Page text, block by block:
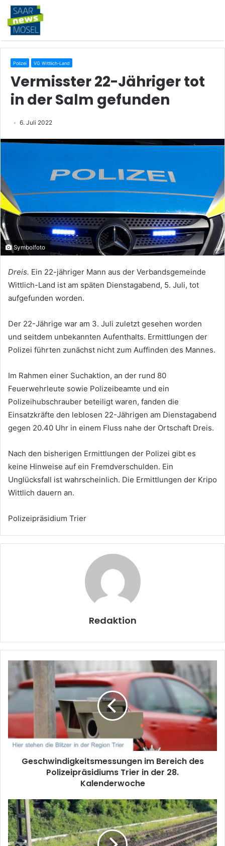
Polizei VG Wittlich-Land
Vermisster 22-Jähriger tot
in der Salm gefunden
6. Juli 2022
Symbolfoto
Dreis. Ein 22-jähriger Mann aus der Verbandsgemeinde
Wittlich-Land ist am späten Dienstagabend, 5. Juli, tot
aufgefunden worden.
Der 22-Jährige war am 3. Juli zuletzt gesehen worden
und seitdem unbekannten Aufenthalts. Ermittlungen der
Polizei führten zunächst nicht zum Auffinden des Mannes.
Im Rahmen einer Suchaktion, an der rund 80
Feuerwehrleute sowie Polizeibeamte und ein
Polizeihubschrauber beteiligt waren, fanden die
Einsatzkräfte den leblosen 22-Jährigen am Dienstagabend
gegen 20.40 Uhr in einem Fluss nahe der Ortschaft Dreis.
Nach den bisherigen Ermittlungen der Polizei gibt es
keine Hinweise auf ein Fremdverschulden. Ein
Unglücksfall ist wahrscheinlich. Die Ermittlungen der Kripo
Wittlich dauern an.
Polizeipräsidium Trier
Redaktion
Geschwindigkeitsmessungen im Bereich des
Polizeipräsidiums Trier in der 28.
Kalenderwoche